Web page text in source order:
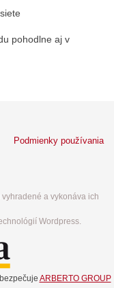
pohodlne aj v
Podmienky používania
a vykonáva ich
Wordpress.
ARBERTO GROUP